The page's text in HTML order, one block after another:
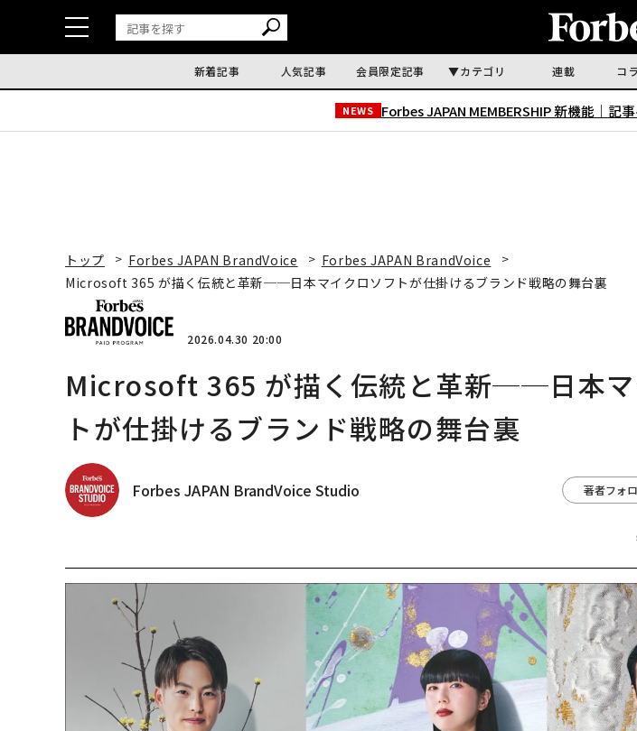
新着記事 人気記事 会員限定記事 カテゴリ 連載 コ
NEWS Forbes JAPAN MEMBERSHIP 新機能｜ 記
トップ Forbes JAPAN BrandVoice
Forbes JAPAN BrandVoice
Microsoft 365 が描く伝統と革新──日本マイクロソフトが仕掛けるブランド戦略の舞台裏
2026.04.30 20:00
Microsoft 365 が描く伝統と革新──日本マ
トが仕掛けるブランド戦略の舞台裏
Forbes JAPAN BrandVoice Studio 著者フォ